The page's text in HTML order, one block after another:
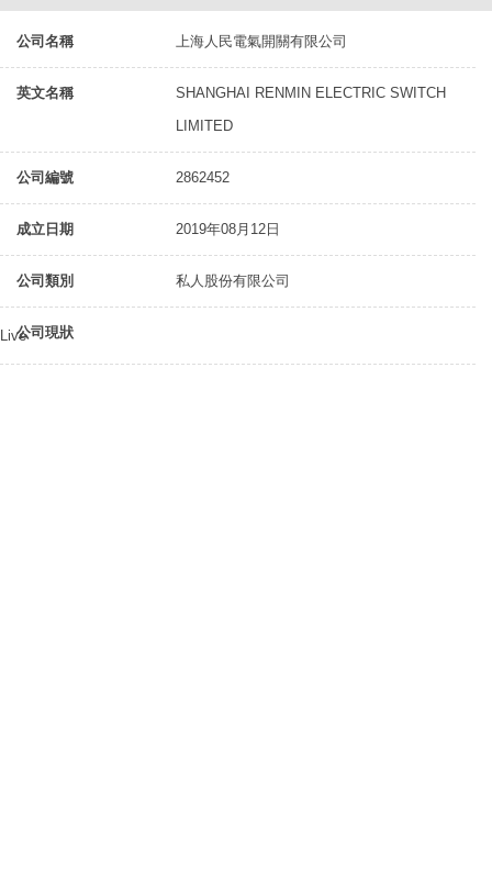
公司名稱 上海人民電氣開關有限公司
英文名稱
SHANGHAI RENMIN ELECTRIC SWITCH
LIMITED
公司編號 2862452
成立日期 2019年08月12日
公司類別 私人股份有限公司
公司現狀
Live